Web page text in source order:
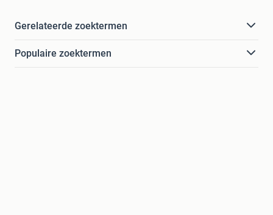
Gerelateerde zoektermen
Populaire zoektermen